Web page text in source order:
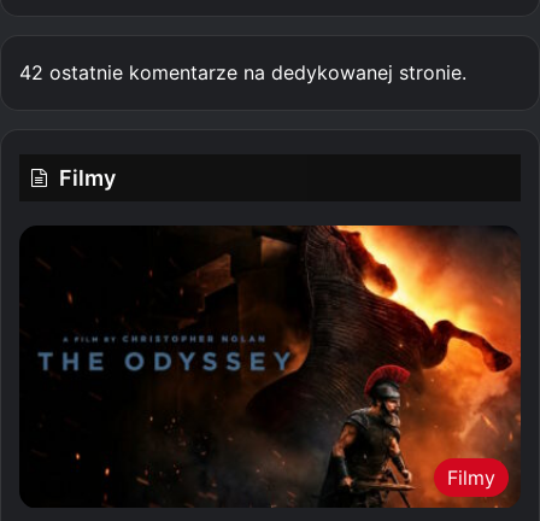
42 ostatnie komentarze na dedykowanej stronie.
Filmy
Filmy